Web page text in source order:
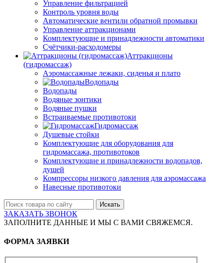
Управление фильтрацией
Контроль уровня воды
Автоматические вентили обратной промывки
Управление аттракционами
Комплектующие и принадлежности автоматики
Счётчики-расходомеры
Аттракционы
(гидромассаж)
Аэромассажные лежаки, сиденья и плато
Водопады
Водопады
Водяные зонтики
Водяные пушки
Встраиваемые противотоки
Гидромассаж
Душевые стойки
Комплектующие для оборудования для
гидромассажа, противотоков
Комплектующие и принадлежности водопадов,
душей
Компрессоры низкого давления для аэромассажа
Навесные противотоки
Искать
ЗАКАЗАТЬ ЗВОНОК
ЗАПОЛНИТЕ ДАННЫЕ И МЫ С ВАМИ СВЯЖЕМСЯ.
ФОРМА ЗАЯВКИ